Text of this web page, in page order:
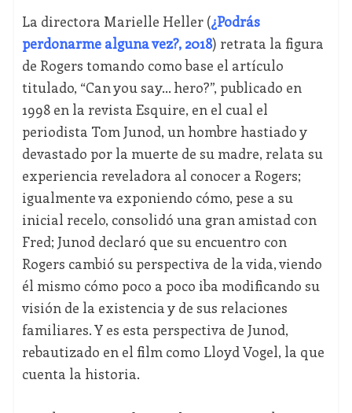
La directora Marielle Heller (¿Podrás
perdonarme alguna vez?, 2018) retrata la figura
de Rogers tomando como base el artículo
titulado, “Can you say… hero?”, publicado en
1998 en la revista Esquire, en el cual el
periodista Tom Junod, un hombre hastiado y
devastado por la muerte de su madre, relata su
experiencia reveladora al conocer a Rogers;
igualmente va exponiendo cómo, pese a su
inicial recelo, consolidó una gran amistad con
Fred; Junod declaró que su encuentro con
Rogers cambió su perspectiva de la vida, viendo
él mismo cómo poco a poco iba modificando su
visión de la existencia y de sus relaciones
familiares. Y es esta perspectiva de Junod,
rebautizado en el film como Lloyd Vogel, la que
cuenta la historia.